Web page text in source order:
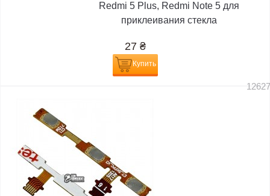
Redmi 5 Plus, Redmi Note 5 для
приклеивания стекла
27 ₴
Купить